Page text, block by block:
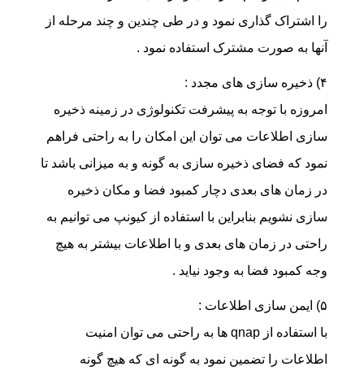
را اشتراک گذاری نمود و در طی چندین و چند مرحله از
آنها به صورت مشترک استفاده نمود .
۴) ذخیره سازی های مجدد :
امروزه با توجه به پیشرفت تکنولوژی در زمینه ذخیره
سازی اطلاعات می توان این امکان را به راحتی فراهم
نمود که فضای ذخیره سازی به گونه و به میزانی باشد تا
در زمان های بعدی دچار کمبود فضا و مکان ذخیره
سازی نشویم بنابراین با استفاده از کیونپ می توانیم به
راحتی در زمان های بعدی و با اطلاعات بیشتر به هیچ
وجه کمبود فضا به وجود نیاید .
۵) ایمن سازی اطلاعات :
با استفاده از qnap ها به راحتی می توان امنیت
اطلاعات را تضمین نمود به گونه ای که هیچ گونه